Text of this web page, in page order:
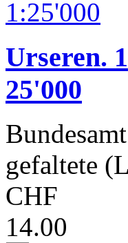
Urseren. 1
25'000
gefaltete
CHF
14.00